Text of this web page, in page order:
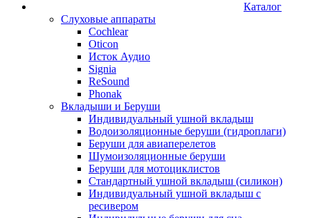
Каталог
Слуховые аппараты
Cochlear
Oticon
Исток Аудио
Signia
ReSound
Phonak
Вкладыши и Беруши
Индивидуальный ушной вкладыш
Водоизоляционные беруши (гидроплаги)
Беруши для авиаперелетов
Шумоизоляционные беруши
Беруши для мотоциклистов
Стандартный ушной вкладыш (силикон)
Индивидуальный ушной вкладыш с
ресивером